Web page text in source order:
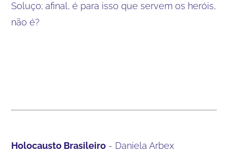
Soluço; afinal, é para isso que servem os heróis,
não é?
Holocausto Brasileiro - Daniela Arbex